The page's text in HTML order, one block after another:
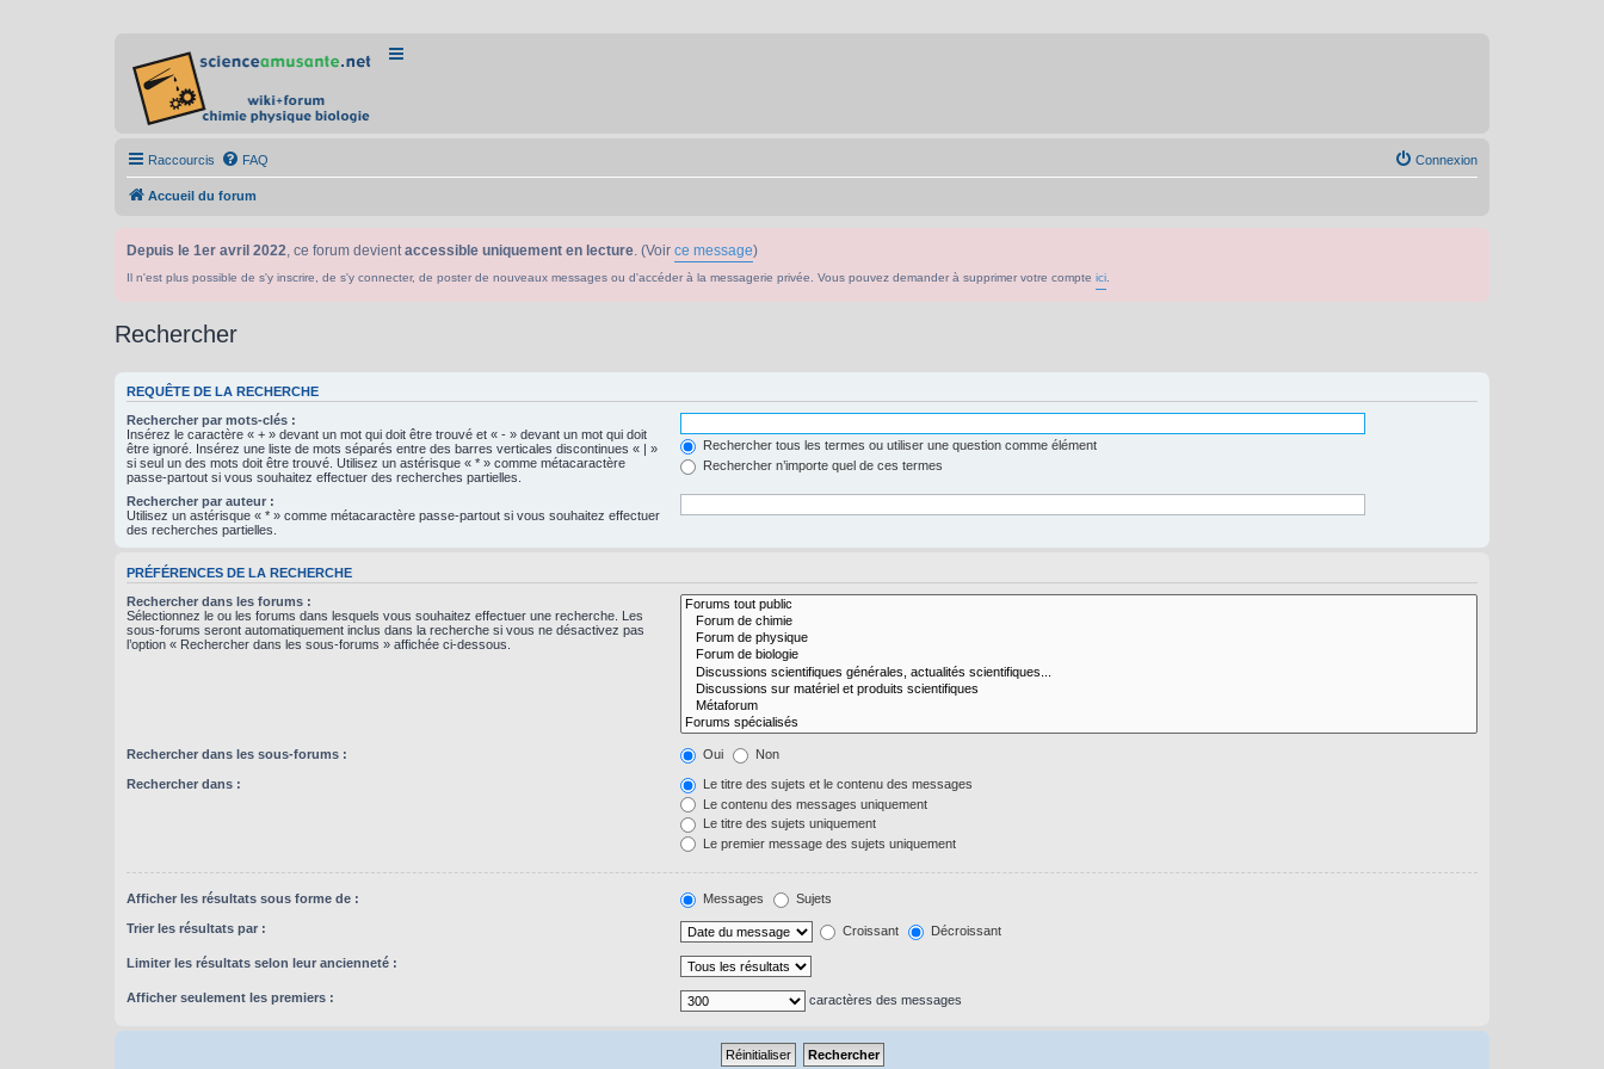
Raccourcis FAQ Connexion
Accueil du forum
Depuis le 1er avril 2022, ce forum devientaccessible uniquement en lecture. (Voir ce message)
Il n'est plus possible de s'y inscrire, de s'y connecter, de poster de nouveaux messages ou d'accéder à la messagerie privée. Vous pouvez demander à supprimer votre compte ici
Rechercher
REQUÊTE DE LA RECHERCHE
Rechercher par mots-clés :
Insérez le caractère « + » devant un mot qui doit être trouvé et « - » devant un mot qui doit
être ignoré. Insérez une liste de mots séparés entre des barres verticales discontinues « | »
si seul un des mots doit être trouvé. Utilisez un astérisque « * » comme métacaractère
passe-partout si vous souhaitez effectuer des recherches partielles.
Rechercher tous les termes ou utiliser une question comme élément
Rechercher n’importe quel de ces termes
Rechercher par auteur :
Utilisez un astérisque « * » comme métacaractère passe-partout si vous souhaitez effectuer
des recherches partielles.
PRÉFÉRENCES DE LA RECHERCHE
Rechercher dans les forums :
Sélectionnez le ou les forums dans lesquels vous souhaitez effectuer une recherche. Les
sous-forums seront automatiquement inclus dans la recherche si vous ne désactivez pas
l’option « Rechercher dans les sous-forums » affichée ci-dessous.
Rechercher dans les sous-forums : Oui Non
Rechercher dans :
Le titre des sujets et le contenu des messages
Le contenu des messages uniquement
Le titre des sujets uniquement
Le premier message des sujets uniquement
Afficher les résultats sous forme de : Messages Sujets
Trier les résultats par : Croissant Décroissant
Limiter les résultats selon leur ancienneté :
Afficher seulement les premiers : caractères des messages